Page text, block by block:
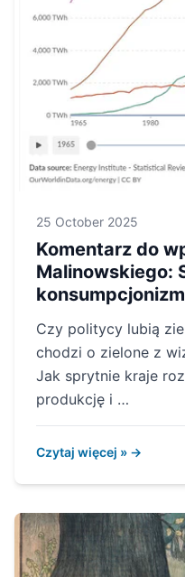
25 October 2025
Komentarz do
Malinowskiego:
Czy politycy lubią
chodzi o zielone z
Jak sprytnie kraje
produkcję i …
Czytaj więcej » →